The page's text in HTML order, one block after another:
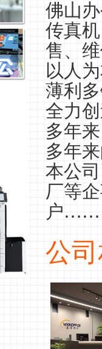
佛山
传真
售、
以人
薄利
全力
多年
多年
本公
厂等
户……
公